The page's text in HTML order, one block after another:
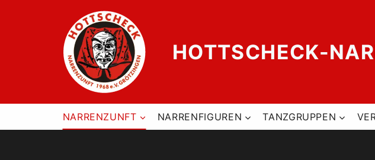
HOTTSCHECK-
NARRENZUNFT NARRENFIGUREN TANZGRUPPEN